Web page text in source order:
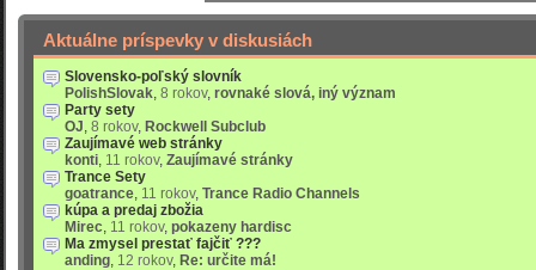
Aktuálne príspevky v diskusiách
Slovensko-poľský slovník
PolishSlovak, 8 rokov, rovnaké slová, iný význam
Party sety
OJ, 8 rokov, Rockwell Subclub
Zaujímavé web stránky
konti, 11 rokov, Zaujímavé stránky
Trance Sety
goatrance, 11 rokov, Trance Radio Channels
kúpa a predaj zbožia
Mirec, 11 rokov, pokazeny hardisc
Ma zmysel prestať fajčiť ???
anding, 12 rokov, Re: určite má!